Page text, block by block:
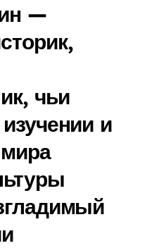
—
чьи
и